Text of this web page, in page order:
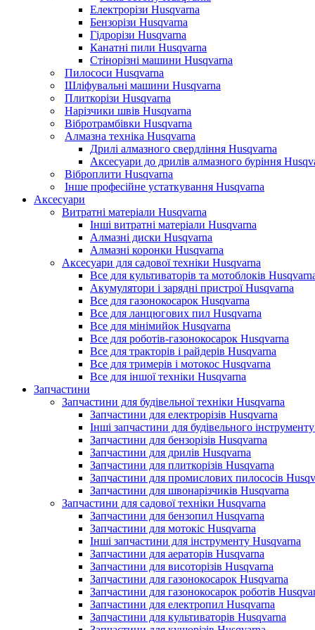
Електрорізи Husqvarna
Бензорізи Husqvarna
Гідрорізи Husqvarna
Канатні пили Husqvarna
Стінорізні машини Husqvarna
Пилососи Husqvarna
Шліфувальні машини Husqvarna
Плиткорізи Husqvarna
Нарізчики швів Husqvarna
Вібротрамбівки Husqvarna
Алмазна техніка Husqvarna
Дрилі алмазного свердління Husqvarna
Аксесуари до дрилів алмазного буріння
Віброплити Husqvarna
Інше професійне устаткування Husqvarna
Аксесуари
Витратні матеріали Husqvarna
Інші витратні матеріали Husqvarna
Алмазні диски Husqvarna
Алмазні коронки Husqvarna
Аксесуари для садової техніки Husqvarna
Все для культиваторів та мотоблоків
Акумулятори і зарядні пристрої Husqvarna
Все для газонокосарок Husqvarna
Все для ланцюгових пил Husqvarna
Все для мінімийок Husqvarna
Все для роботів-газонокосарок Husqvarna
Все для тракторів і райдерів Husqvarna
Все для тримерів і мотокос Husqvarna
Все для іншої техніки Husqvarna
Запчастини
Запчастини для будівельної техніки Husqvarna
Запчастини для електрорізів Husqvarna
Інші запчастини для будівельного
Запчастини для бензорізів Husqvarna
Запчастини для дрилів Husqvarna
Запчастини для плиткорізів Husqvarna
Запчастини для промислових пилососів
Запчастини для швонарізчиків Husqvarna
Запчастини для садової техніки Husqvarna
Запчастини для бензопил Husqvarna
Запчастини для мотокіс Husqvarna
Інші запчастини для інструменту Husqvarna
Запчастини для аераторів Husqvarna
Запчастини для висоторізів Husqvarna
Запчастини для газонокосарок Husqvarna
Запчастини для газонокосарок роботів
Запчастини для електропил Husqvarna
Запчастини для культиваторів Husqvarna